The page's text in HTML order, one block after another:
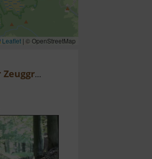
Leaflet | © OpenStreetMap
Reitzenhainer Zeuggraben